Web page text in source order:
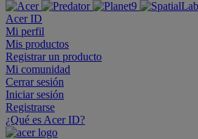
Acer ID
Mi perfil
Mis productos
Registrar un producto
Mi comunidad
Cerrar sesión
Iniciar sesión
Registrarse
¿Qué es Acer ID?